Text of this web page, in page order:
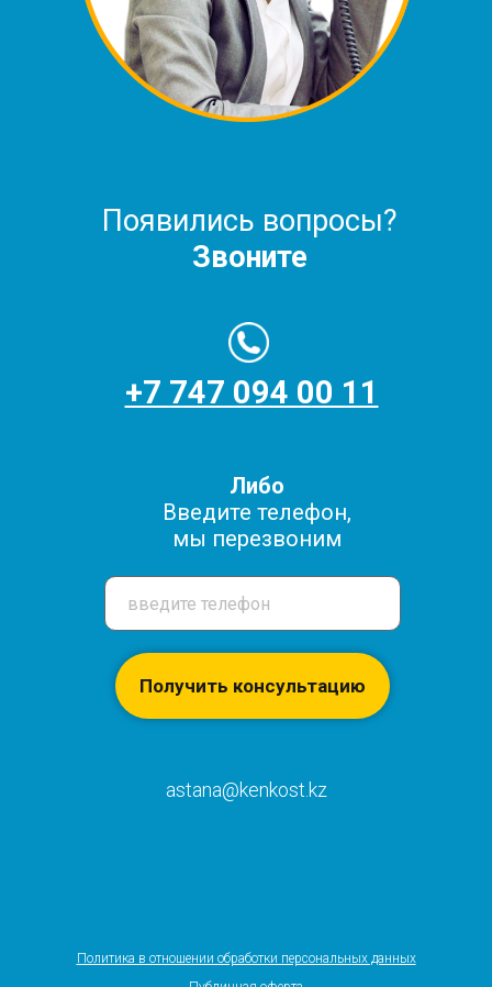
Появились вопросы?
Звоните
+7 747 094 00 11
Получить консультацию
Либо
Введите телефон,
мы перезвоним
astana@kenkost.kz
Политика в отношении обработки персональных данных